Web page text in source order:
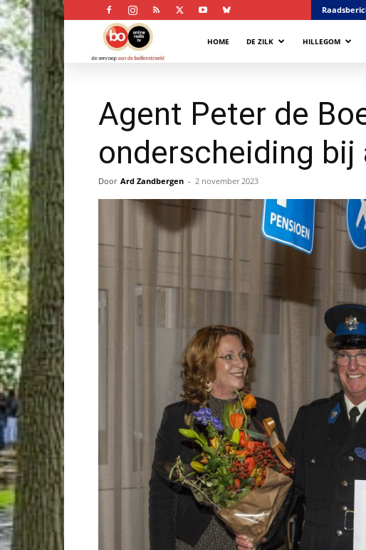
Bollenstreek
HOME DE ZILK HILLEGOM
Agent Peter de
onderscheiding bij
Door Ard Zandbergen - 2 november 2023